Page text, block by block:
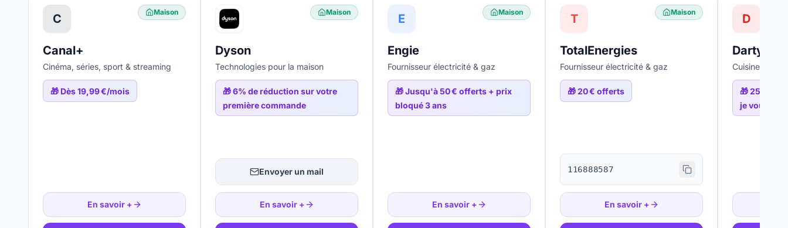
C Maison
Canal+
Cinéma, séries, sport & streaming
🎁 Dès 19,99 €/mois
En savoir +
Maison
Dyson
Technologies pour la maison
🎁6% de réduction sur votre
première commande
Envoyer un mail
En savoir +
E Maison
Engie
Fournisseur électricité & gaz
🎁Jusqu'à 50 € offerts + prix
bloqué 3 ans
En savoir +
T Maison
TotalEnergies
Fournisseur électricité & gaz
🎁20 € offerts
116888587
En savoir +
D
Darty
Cuisine sur-
🎁250 €
je vous